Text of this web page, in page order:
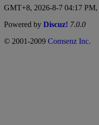
GMT+8, 2026-8-7 04:17 PM,
Powered by Discuz! 7.0.0
© 2001-2009 Comsenz Inc.